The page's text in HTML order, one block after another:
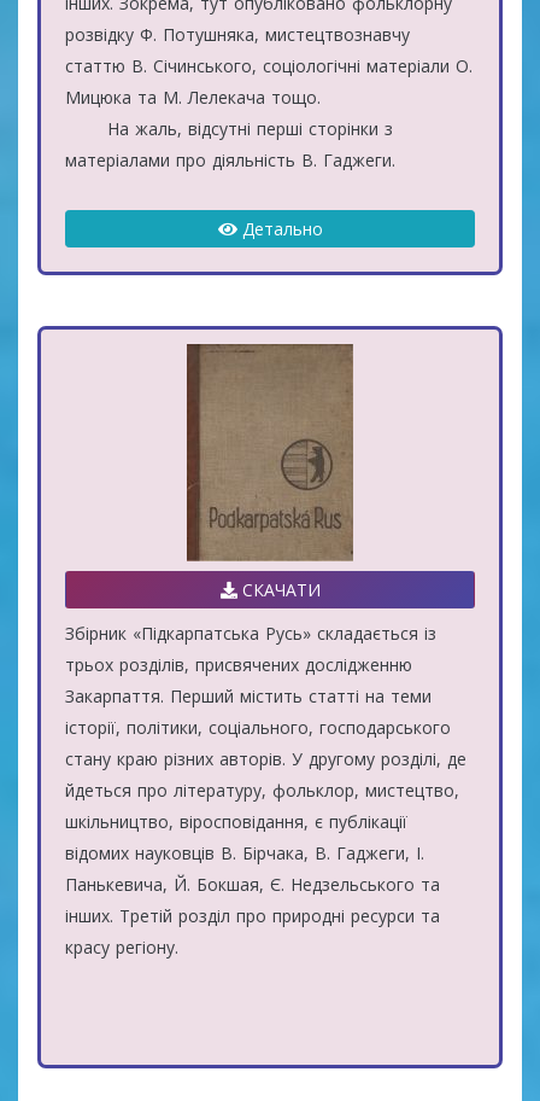
розвідку Ф. Потушняка, мистецтвознавчу
статтю В. Січинського, соціологічні матеріали О.
Мицюка та М. Лелекача тощо.
На жаль, відсутні перші сторінки з
матеріалами про діяльність В. Гаджеги.
Детально
СКАЧАТИ
Збірник «Підкарпатська Русь» складається із
трьох розділів, присвячених дослідженню
Закарпаття. Перший містить статті на теми
історії, політики, соціального, господарського
стану краю різних авторів. У другому розділі, де
йдеться про літературу, фольклор, мистецтво,
шкільництво, віросповідання, є публікації
відомих науковців В. Бірчака, В. Гаджеги, І.
Панькевича, Й. Бокшая, Є. Недзельського та
інших. Третій розділ про природні ресурси та
красу регіону.